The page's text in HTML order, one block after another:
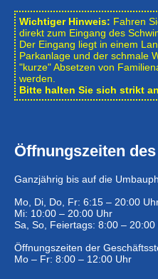
Wichtiger Hinweis: Fahren
direkt zum Eingang des
Der Eingang liegt in einem
Park­anlage und der schmale
"kurze" Absetzen von
werden.
Bitte halten Sie sich strikt
Öffnungszeiten
Ganzjährig bis auf die
Mo, Di, Do, Fr: 6:15 – 20:00
Mi: 10:00 – 20:00 Uhr
Sa, So, Feiertags: 8:00 – 20:00
Öffnungszeiten der
Mo – Fr: 8:00 – 12:00 Uhr